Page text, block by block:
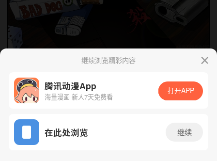
App免费看
下一话 腾漫App免费看
继续浏览精彩内容
腾讯动漫App
海量漫画 新人7天免费看
打开APP
在此处浏览 继续